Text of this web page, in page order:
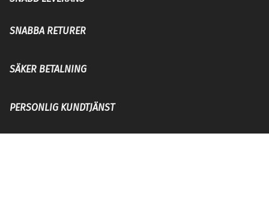
SNABBA RETURER
SÄKER BETALNING
PERSONLIG KUNDTJÄNST